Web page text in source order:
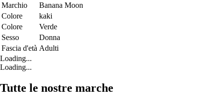
Marchio
Banana Moon
Colore
kaki
Colore
Verde
Sesso
Donna
Fascia d'età Adulti
Loading...
Loading...
Tutte le nostre marche